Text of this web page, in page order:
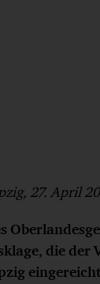
27. April
die der